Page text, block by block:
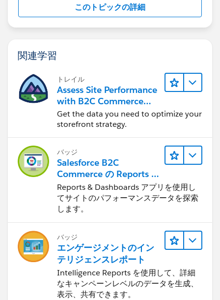
このトピックの詳細
関連学習
トレイル
Assess Site Performance
with B2C Commerce
Reports & Dashboards
Get the data you need to optimize your
storefront strategy.
バッジ
Salesforce B2C
Commerce の Reports &
Dashboards
Reports & Dashboards アプリを使用し
てサイトのパフォーマンスデータを探索
します。
バッジ
エンゲージメントのイン
テリジェンスレポート
Intelligence Reports を使用して、詳細
なキャンペーンレベルのデータを生成、
表示、共有できます。